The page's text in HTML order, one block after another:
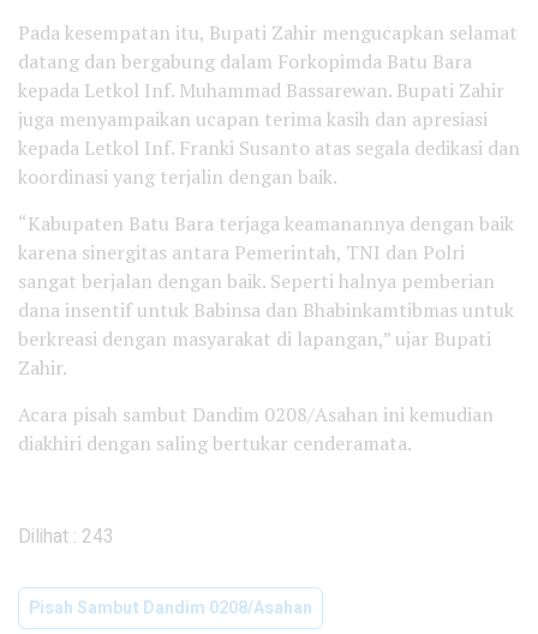
Pada kesempatan itu, Bupati Zahir mengucapkan selamat
datang dan bergabung dalam Forkopimda Batu Bara
kepada Letkol Inf. Muhammad Bassarewan. Bupati Zahir
juga menyampaikan ucapan terima kasih dan apresiasi
kepada Letkol Inf. Franki Susanto atas segala dedikasi dan
koordinasi yang terjalin dengan baik.
“Kabupaten Batu Bara terjaga keamanannya dengan baik
karena sinergitas antara Pemerintah, TNI dan Polri
sangat berjalan dengan baik. Seperti halnya pemberian
dana insentif untuk Babinsa dan Bhabinkamtibmas untuk
berkreasi dengan masyarakat di lapangan,” ujar Bupati
Zahir.
Acara pisah sambut Dandim 0208/Asahan ini kemudian
diakhiri dengan saling bertukar cenderamata.
Dilihat : 243
Pisah Sambut Dandim 0208/Asahan